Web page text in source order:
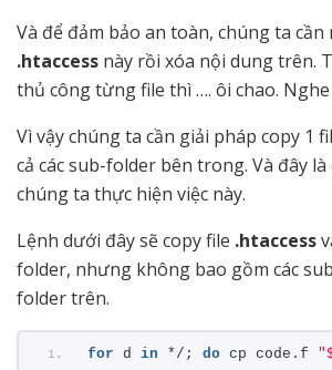
Và để đảm bảo an toàn, chúng ta cần
.htaccess này rồi xóa nội dung trên.
thủ công từng file thì …. ôi chao.
Vì vậy chúng ta cần giải pháp copy 1
cả các sub-folder bên trong. Và đây là
chúng ta thực hiện việc này.
Lệnh dưới đây sẽ copy file .htaccess
folder, nhưng không bao gồm các
folder trên.
for d in */; do cp code.f